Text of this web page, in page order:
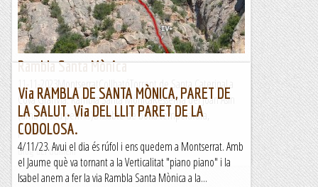
Rambla Santa Mònica
11-11-2023MontserratCollbatóTorrent de Santa CaterinaLa
Cova GranVia: Rambla Santa MònicaRessenya del Joan Asín
(amb el seu permís)Dissabte de bona temperatura,
pronòstic...
Blog del Guillem
Via RAMBLA DE SANTA MÒNICA, PARET DE
LA SALUT. Via DEL LLIT PARET DE LA
CODOLOSA.
4/11/23. Avui el dia és rúfol i ens quedem a Montserrat. Amb
el Jaume què va tornant a la Verticalitat "piano piano" i la
Isabel anem a fer la via Rambla Santa Mònica a la...